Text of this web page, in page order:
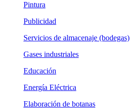
Pintura
Publicidad
Servicios de almacenaje (bodegas)
Gases industriales
Educación
Energía Eléctrica
Elaboración de botanas